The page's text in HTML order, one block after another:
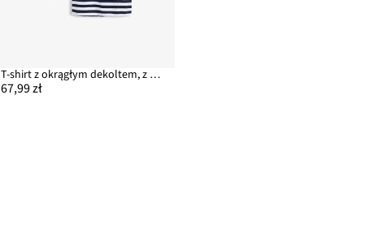
T-shirt z okrągłym dekoltem, z bawełny (2 szt.)
67,99 zł